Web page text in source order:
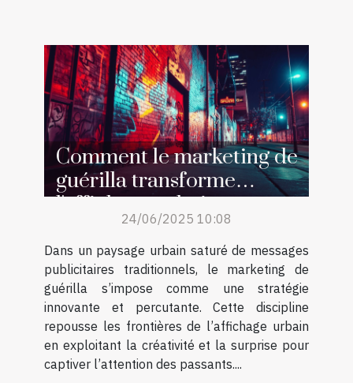
Comment le marketing de
guérilla transforme
l'affichage urbain
24/06/2025 10:08
Dans un paysage urbain saturé de messages
publicitaires traditionnels, le marketing de
guérilla s’impose comme une stratégie
innovante et percutante. Cette discipline
repousse les frontières de l’affichage urbain
en exploitant la créativité et la surprise pour
captiver l’attention des passants....